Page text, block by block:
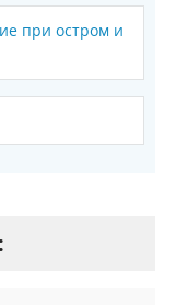
при остром и